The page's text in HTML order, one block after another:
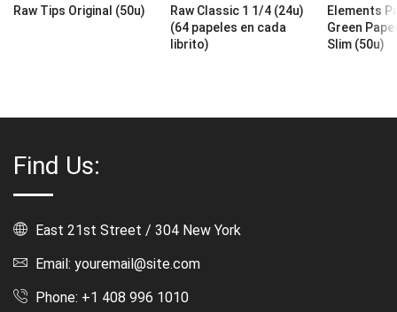
Raw Tips Original (50u)
Raw Classic 1 1/4 (24u)
(64 papeles en cada
librito)
Elements
Green
Slim (50u)
Find Us:
East 21st Street / 304 New York
Email: youremail@site.com
Phone: +1 408 996 1010